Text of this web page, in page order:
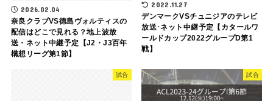
2026.02.04
奈良クラブVS徳島ヴォルティスの
配信はどこで見れる？地上波放
送・ネット中継予定【J2・J3百年
構想リーグ第1節】
2022.11.27
デンマークVSチュニジアのテレビ
放送･ネット中継予定【カタールワ
ールドカップ2022グループD第1
戦】
試合 試合